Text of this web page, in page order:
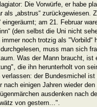
Die Vorwürfe, er habe
als „abstrus“ zurückgewiesen.
eingeräumt; am 21. Februar
(den selbst die Uni nicht
noch trotzig als "Vorbild“
muss man sich
Was der Mann braucht, ist
die ihn herunterholt von
verlassen: der Bundesmichel
nach einigen Jahren wieder
ausdenken nach
von gestern…".